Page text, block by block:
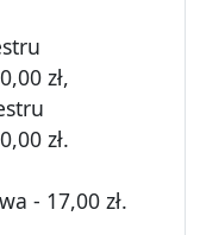
zł,
zł.
- 17,00 zł.